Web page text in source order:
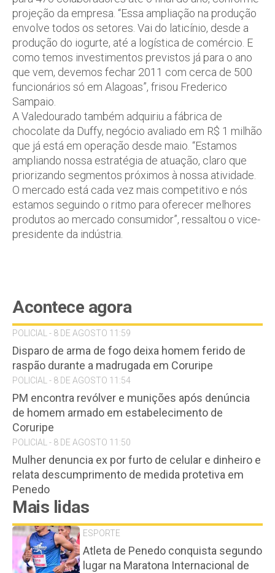
projeção da empresa. “Essa ampliação na produção
envolve todos os setores. Vai do laticínio, desde a
produção do iogurte, até a logística de comércio. E
como temos investimentos previstos já para o ano
que vem, devemos fechar 2011 com cerca de 500
funcionários só em Alagoas”, frisou Frederico
Sampaio.
A Valedourado também adquiriu a fábrica de
chocolate da Duffy, negócio avaliado em R$ 1 milhão
que já está em operação desde maio. “Estamos
ampliando nossa estratégia de atuação, claro que
priorizando segmentos próximos à nossa atividade.
O mercado está cada vez mais competitivo e nós
estamos seguindo o ritmo para oferecer melhores
produtos ao mercado consumidor”, ressaltou o vice-
presidente da indústria.
Acontece agora
POLICIAL - 8 DE AGOSTO 11:59
Disparo de arma de fogo deixa homem ferido de
raspão durante a madrugada em Coruripe
POLICIAL - 8 DE AGOSTO 11:54
PM encontra revólver e munições após denúncia
de homem armado em estabelecimento de
Coruripe
POLICIAL - 8 DE AGOSTO 11:50
Mulher denuncia ex por furto de celular e dinheiro e
relata descumprimento de medida protetiva em
Penedo
Mais lidas
ESPORTE
Atleta de Penedo conquista segundo
lugar na Maratona Internacional de